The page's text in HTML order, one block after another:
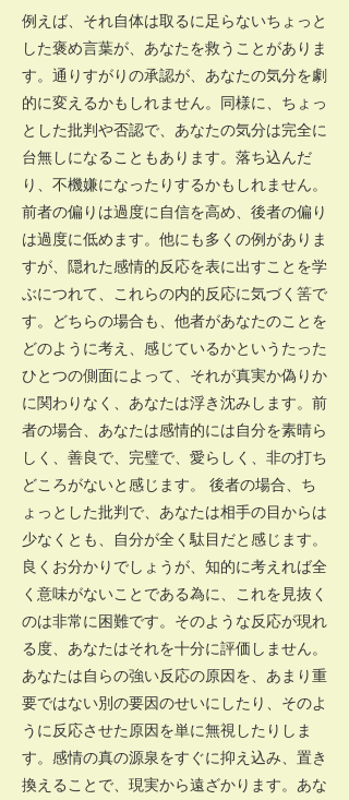
例えば、それ自体は取るに足らないちょっと
した褒め言葉が、あなたを救うことがありま
す。通りすがりの承認が、あなたの気分を劇
的に変えるかもしれません。同様に、ちょっ
とした批判や否認で、あなたの気分は完全に
台無しになることもあります。落ち込んだ
り、不機嫌になったりするかもしれません。
前者の偏りは過度に自信を高め、後者の偏り
は過度に低めます。他にも多くの例がありま
すが、隠れた感情的反応を表に出すことを学
ぶにつれて、これらの内的反応に気づく筈で
す。どちらの場合も、他者があなたのことを
どのように考え、感じているかというたった
ひとつの側面によって、それが真実か偽りか
に関わりなく、あなたは浮き沈みします。前
者の場合、あなたは感情的には自分を素晴ら
しく、善良で、完璧で、愛らしく、非の打ち
どころがないと感じます。 後者の場合、ち
ょっとした批判で、あなたは相手の目からは
少なくとも、自分が全く駄目だと感じます。
良くお分かりでしょうが、知的に考えれば全
く意味がないことである為に、これを見抜く
のは非常に困難です。そのような反応が現れ
る度、あなたはそれを十分に評価しません。
あなたは自らの強い反応の原因を、あまり重
要ではない別の要因のせいにしたり、そのよ
うに反応させた原因を単に無視したりしま
す。感情の真の源泉をすぐに抑え込み、置き
換えることで、現実から遠ざかります。あな